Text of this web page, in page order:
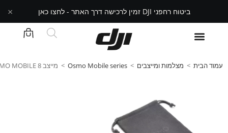
ביטוח רחפני DJI זמין לרכישה דרך האתר - לחצו כאן ×
עמוד הבית > מצלמות ומייצבים >
Osmo Mobile series
> מייצב OSMO MOBILE 8